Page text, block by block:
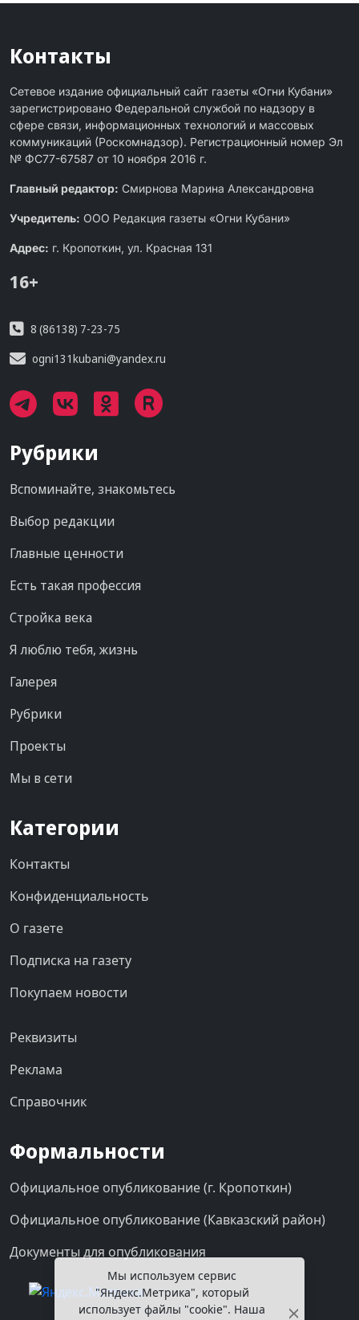
Контакты
Сетевое издание официальный сайт газеты «Огни Кубани»
зарегистрировано Федеральной службой по надзору в
сфере связи, информационных технологий и массовых
коммуникаций (Роскомнадзор). Регистрационный номер Эл
№ ФС77-67587 от 10 ноября 2016 г.
Главный редактор: Смирнова Марина Александровна
Учредитель: ООО Редакция газеты «Огни Кубани»
Адрес: г. Кропоткин, ул. Красная 131
16+
8 (86138) 7-23-75
ogni131kubani@yandex.ru
Рубрики
Вспоминайте, знакомьтесь
Выбор редакции
Главные ценности
Есть такая профессия
Стройка века
Я люблю тебя, жизнь
Галерея
Рубрики
Проекты
Мы в сети
Категории
Контакты
Конфиденциальность
О газете
Подписка на газету
Покупаем новости
Реквизиты
Реклама
Справочник
Формальности
Официальное опубликование (г. Кропоткин)
Официальное опубликование (Кавказский район)
Документы для опубликования
Мы используем сервис
"Яндекс.Метрика", который
использует файлы "cookie". Наша